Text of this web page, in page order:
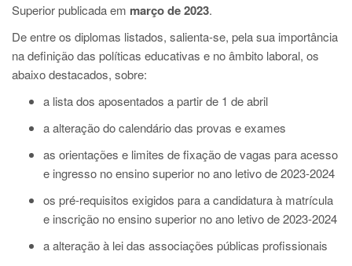
Superior publicada em marçode 2023.
De entre os diplomas listados, salienta-se, pela sua importância
na definição das políticas educativas e no âmbito laboral, os
abaixo destacados, sobre:
a lista dos aposentados a partir de 1 de abril
a alteração do calendário das provas e exames
as orientações e limites de fixação de vagas para acesso
e ingresso no ensino superior no ano letivo de 2023-2024
os pré-requisitos exigidos para a candidatura à matrícula
e inscrição no ensino superior no ano letivo de 2023-2024
a alteração à lei das associações públicas profissionais